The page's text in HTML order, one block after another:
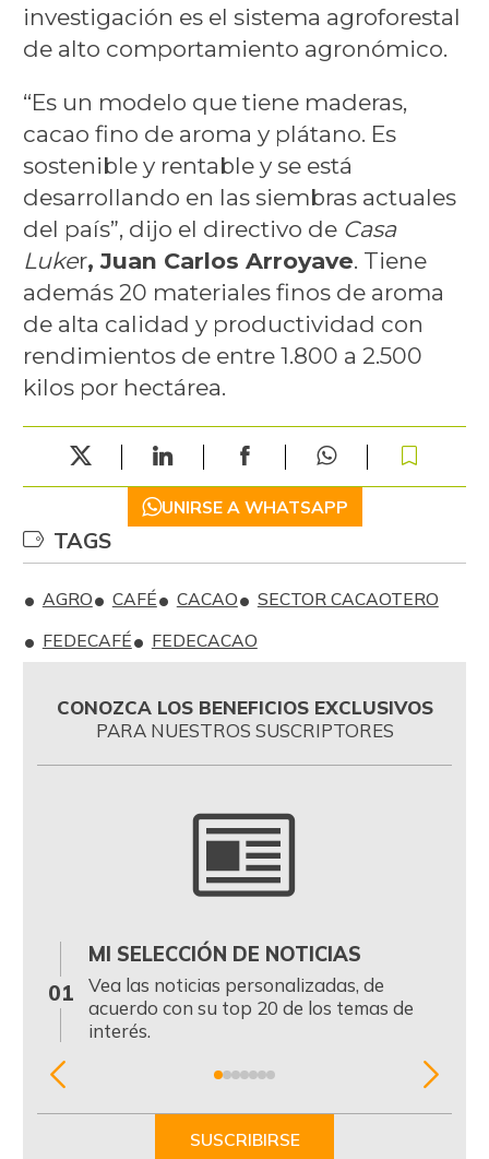
investigación es el sistema agroforestal
de alto comportamiento agronómico.
“Es un modelo que tiene maderas,
cacao fino de aroma y plátano. Es
sostenible y rentable y se está
desarrollando en las siembras actuales
del país”, dijo el directivo de Casa
Luker, Juan Carlos Arroyave. Tiene
además 20 materiales finos de aroma
de alta calidad y productividad con
rendimientos de entre 1.800 a 2.500
kilos por hectárea.
UNIRSE A WHATSAPP
TAGS
AGRO CAFÉ CACAO
SECTOR CACAOTERO
FEDECAFÉ
FEDECACAO
CONOZCA LOS BENEFICIOS EXCLUSIVOS
PARA NUESTROS SUSCRIPTORES
01
MI SELECCIÓN DE NOTICIAS
Vea las noticias personalizadas, de
acuerdo con su top 20 de los temas de
interés.
Item
SUSCRIBIRSE